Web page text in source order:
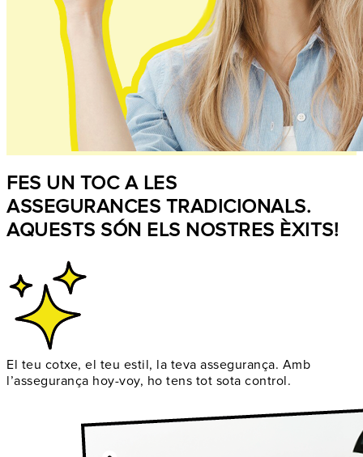
FES UN TOC A LES
ASSEGURANCES TRADICIONALS.
AQUESTS SÓN ELS NOSTRES ÈXITS!
El teu cotxe, el teu estil, la teva assegurança. Amb
l’assegurança hoy-voy, ho tens tot sota control.